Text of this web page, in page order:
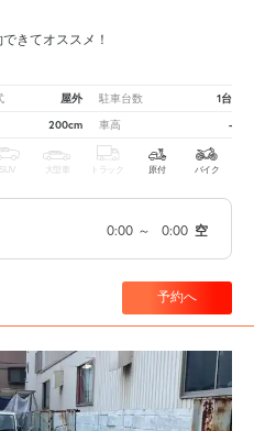
きてオススメ！
屋外 駐車台数 1台
200cm 車高 -
SUV 大型車 トラック 原付 バイク
0:00 ～ 0:00 空
予約へ